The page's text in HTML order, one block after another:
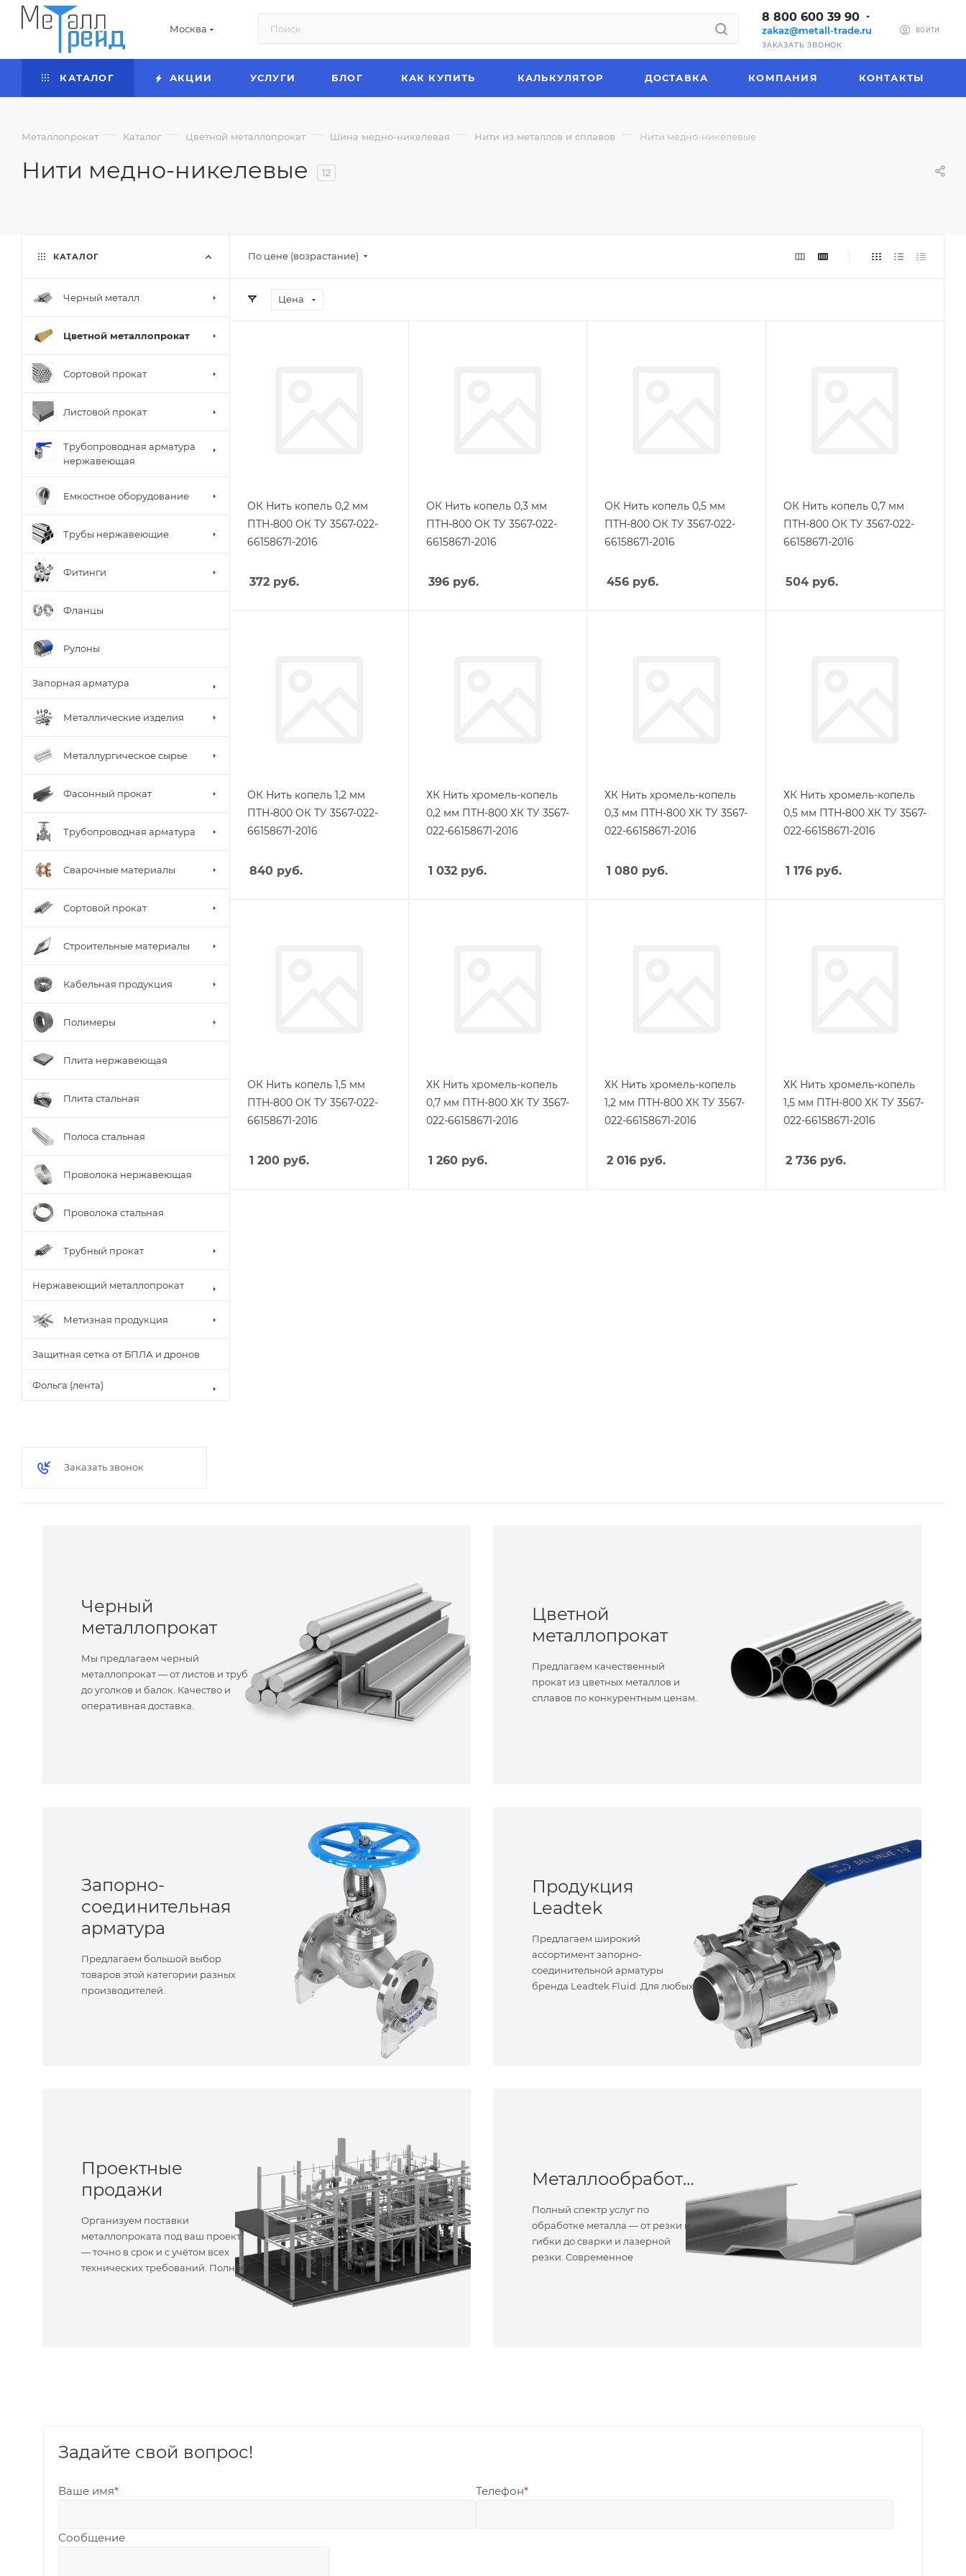
Москва
8 800 600 39 90
zakaz@metall-trade.ru
ЗАКАЗАТЬ ЗВОНОК
ВОЙТИ
КАТАЛОГ АКЦИИ УСЛУГИ БЛОГ КАК КУПИТЬ КАЛЬКУЛЯТОР ДОСТАВКА КОМПАНИЯ КОНТАКТЫ
Металлопрокат — Каталог — Цветной металлопрокат — Шина медно-никелевая — Нити из металлов и сплавов — Нити медно-никелевые
Нити медно-никелевые 12
По цене (возрастание)
Цена
ОК Нить копель 0,2 мм
ПТН-800 ОК ТУ 3567-022-
66158671-2016
372 руб.
ОК Нить копель 0,3 мм
ПТН-800 ОК ТУ 3567-022-
66158671-2016
396руб.
ОК Нить копель 0,5 мм
ПТН-800 ОК ТУ 3567-022-
66158671-2016
456 руб.
ОК Нить копель 0,7 мм
ПТН-800 ОК ТУ 3567-022-
66158671-2016
504руб.
ОК Нить копель 1,2 мм
ПТН-800 ОК ТУ 3567-022-
66158671-2016
840 руб.
ХК Нить хромель-копель
0,2 мм ПТН-800 ХК ТУ 3567-
022-66158671-2016
1 032руб.
ХК Нить хромель-копель
0,3 мм ПТН-800 ХК ТУ 3567-
022-66158671-2016
1 080 руб.
ХК Нить хромель-копель
0,5 мм ПТН-800 ХК ТУ 3567-
022-66158671-2016
1 176руб.
ОК Нить копель 1,5 мм
ПТН-800 ОК ТУ 3567-022-
66158671-2016
1 200 руб.
ХК Нить хромель-копель
0,7 мм ПТН-800 ХК ТУ 3567-
022-66158671-2016
1 260руб.
ХК Нить хромель-копель
1,2 мм ПТН-800 ХК ТУ 3567-
022-66158671-2016
2 016 руб.
ХК Нить хромель-копель
1,5 мм ПТН-800 ХК ТУ 3567-
022-66158671-2016
2 736руб.
КАТАЛОГ
Черный металл
Цветной металлопрокат
Сортовой прокат
Листовой прокат
Трубопроводная арматура
нержавеющая
Емкостное оборудование
Трубы нержавеющие
Фитинги
Фланцы
Рулоны
Запорная арматура
Металлические изделия
Металлургическое сырье
Фасонный прокат
Трубопроводная арматура
Сварочные материалы
Сортовой прокат
Строительные материалы
Кабельная продукция
Полимеры
Плита нержавеющая
Плита стальная
Полоса стальная
Проволока нержавеющая
Проволока стальная
Трубный прокат
Нержавеющий металлопрокат
Метизная продукция
Защитная сетка от БПЛА и дронов
Фольга (лента)
Заказать звонок
Черный
металлопрокат
Мы предлагаем черный
металлопрокат — от листов и труб
до уголков и балок. Качество и
оперативная доставка.
Цветной
металлопрокат
Предлагаем качественный
прокат из цветных металлов и
сплавов по конкурентным ценам.
Запорно-
соединительная
арматура
Предлагаем большой выбор
товаров этой категории разных
производителей.
Продукция
Leadtek
Предлагаем широкий
ассортимент запорно-
соединительной арматуры
бренда Leadtek Fluid. Для любых
Проектные
продажи
Организуем поставки
металлопроката под ваш проект
— точно в срок и с учётом всех
технических требований. Полное
Металлообработка
Полный спектр услуг по
обработке металла — от резки и
гибки до сварки и лазерной
резки. Современное
Задайте свой вопрос!
Ваше имя* Телефон*
Сообщение